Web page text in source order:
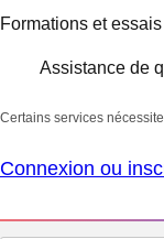
Formations et essais
Assistance de
Certains services
Connexion ou